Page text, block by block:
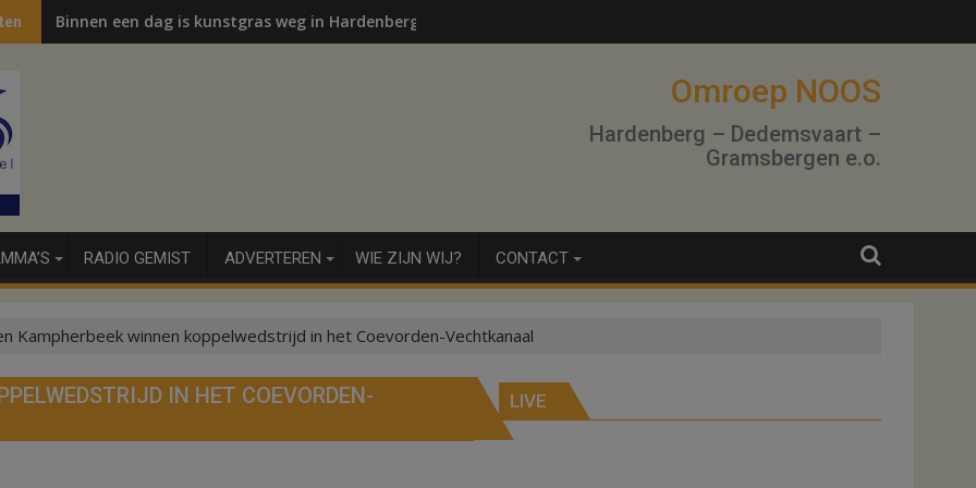
Binnen een dag is kunstgras weg in Hardenberg en Sibculo
Omroep NOOS
Hardenberg – Dedemsvaart –
Gramsbergen e.o.
RADIO GEMIST ADVERTEREN WIE ZIJN WIJ? CONTACT
Kampherbeek winnen koppelwedstrijd in het Coevorden-Vechtkanaal
IN HET COEVORDEN-
LIVE